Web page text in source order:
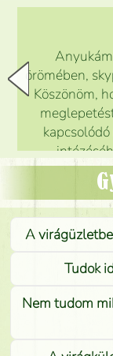
örömében,
Köszönöm,
A
Tudok
Nem tudom